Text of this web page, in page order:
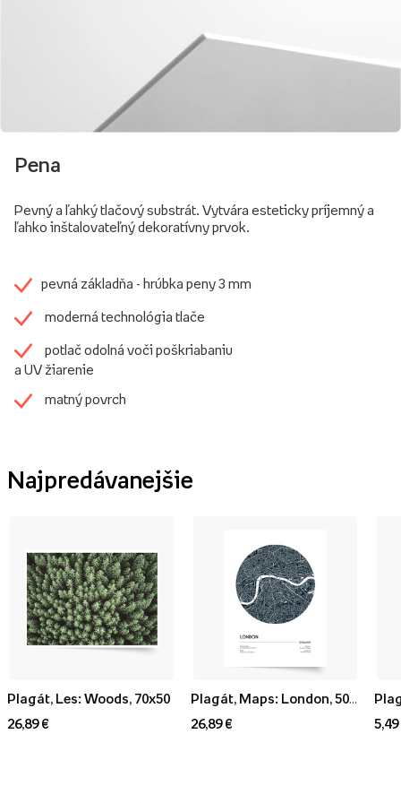
Pena
Pevný a ľahký tlačový substrát. Vytvára esteticky príjemný a
ľahko inštalovateľný dekoratívny prvok.
pevná základňa - hrúbka peny 3 mm
moderná technológia tlače
potlač odolná voči poškriabaniu
a UV žiarenie
matný povrch
Najpredávanejšie
Plagát, Les: Woods, 70x50
26,89 €
26,89 €
5,49